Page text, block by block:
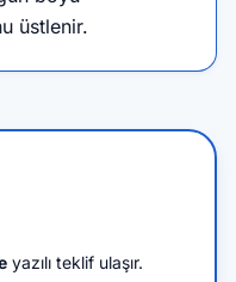
üstlenir.
yazılı teklif ulaşır.